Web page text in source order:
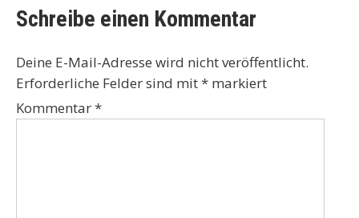
Schreibe einen Kommentar
Deine E-Mail-Adresse wird nicht veröffentlicht.
Erforderliche Felder sind mit* markiert
Kommentar*